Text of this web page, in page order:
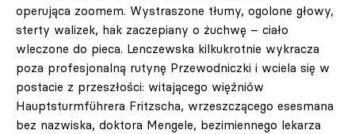
operująca zoomem. Wystraszone tłumy, ogolone głowy,
sterty walizek, hak zaczepiany o żuchwę – ciało
wleczone do pieca. Lenczewska kilkukrotnie wykracza
poza profesjonalną rutynę Przewodniczki i wciela się w
postacie z przeszłości: witającego więźniów
Hauptsturmführera Fritzscha, wrzeszczącego esesmana
bez nazwiska, doktora Mengele, bezimiennego lekarza